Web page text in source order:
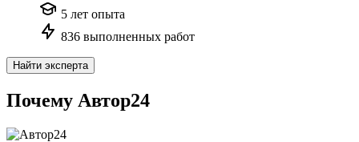
5 лет опыта
836 выполненных работ
Найти эксперта
Почему Автор24